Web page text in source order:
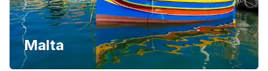
Malta